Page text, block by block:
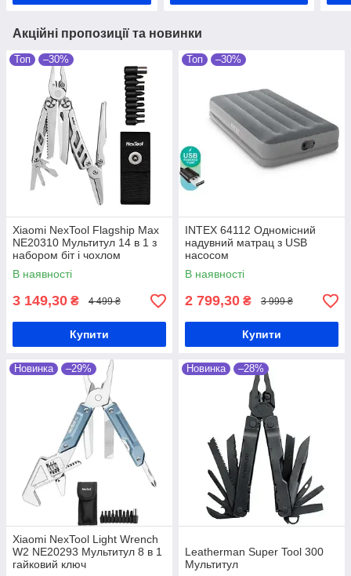
Акційні пропозиції та новинки
Топ –30%
Xiaomi NexTool Flagship Max
NE20310 Мультитул 14 в 1 з
набором біт і чохлом
В наявності
3 149,30 ₴ 4 499 ₴
Купити
Топ –30%
INTEX 64112 Одномісний
надувний матрац з USB
насосом
В наявності
2 799,30 ₴ 3 999 ₴
Купити
Новинка –29%
Xiaomi NexTool Light Wrench
W2 NE20293 Мультитул 8 в 1
гайковий ключ
Новинка –28%
Leatherman Super Tool 300
Мультитул